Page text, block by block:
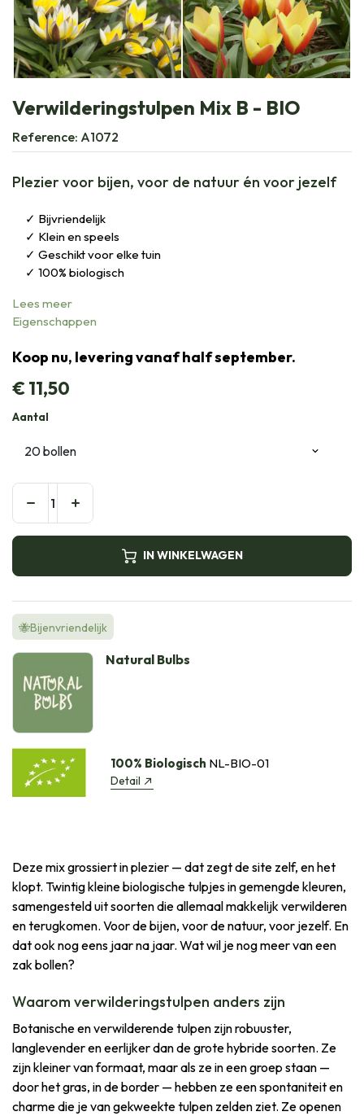
Verwilderingstulpen Mix B - BIO
Reference: A1072
Plezier voor bijen, voor de natuur én voor jezelf
Bijvriendelijk
Klein en speels
Geschikt voor elke tuin
100% biologisch
Lees meer
Eigenschappen
Koop nu, levering vanaf half september.
€11,50
Aantal
IN WINKELWAGEN
🐝Bijenvriendelijk
Natural Bulbs
100% Biologisch NL-BIO-01
Detail
Deze mix grossiert in plezier — dat zegt de site zelf, en het
klopt. Twintig kleine biologische tulpjes in gemengde kleuren,
samengesteld uit soorten die allemaal makkelijk verwilderen
en terugkomen. Voor de bijen, voor de natuur, voor jezelf. En
dat ook nog eens jaar na jaar. Wat wil je nog meer van een
zak bollen?
Waarom verwilderingstulpen anders zijn
Botanische en verwilderende tulpen zijn robuuster,
langlevender en eerlijker dan de grote hybride soorten. Ze
zijn kleiner van formaat, maar als ze in een groep staan —
door het gras, in de border — hebben ze een spontaniteit en
charme die je van gekweekte tulpen zelden ziet. Ze openen